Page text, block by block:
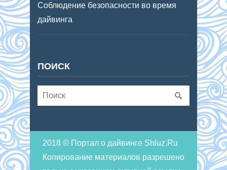
Соблюдение безопасности во время
дайвинга
ПОИСК
2018 © Портал о дайвинге Shluz.Ru
Копирование материалов разрешено